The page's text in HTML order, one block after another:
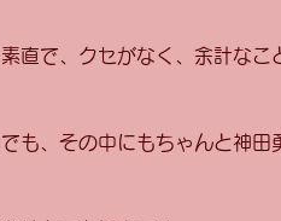
素直で、クセがなく、余計な
でも、その中にもちゃんと神田